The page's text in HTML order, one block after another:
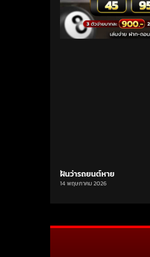
ฝันว่ารถยนต์หาย
14 พฤษภาคม 2026